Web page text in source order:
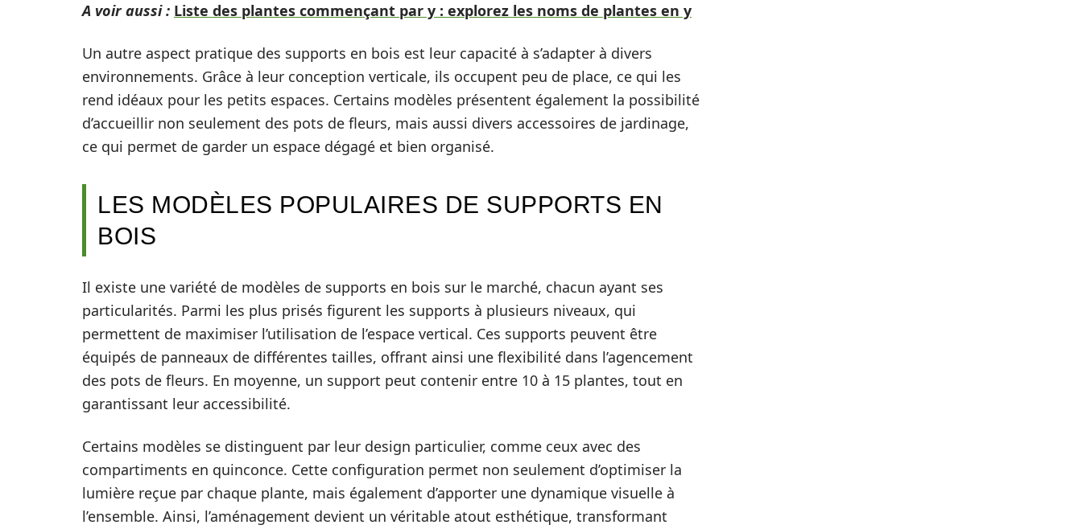
A voir aussi : Liste des plantes commençant par y : explorez les noms de plantes en y
Un autre aspect pratique des supports en bois est leur capacité à s’adapter à divers
environnements. Grâce à leur conception verticale, ils occupent peu de place, ce qui les
rend idéaux pour les petits espaces. Certains modèles présentent également la possibilité
d’accueillir non seulement des pots de fleurs, mais aussi divers accessoires de jardinage,
ce qui permet de garder un espace dégagé et bien organisé.
LES MODÈLES POPULAIRES DE SUPPORTS EN
BOIS
Il existe une variété de modèles de supports en bois sur le marché, chacun ayant ses
particularités. Parmi les plus prisés figurent les supports à plusieurs niveaux, qui
permettent de maximiser l’utilisation de l’espace vertical. Ces supports peuvent être
équipés de panneaux de différentes tailles, offrant ainsi une flexibilité dans l’agencement
des pots de fleurs. En moyenne, un support peut contenir entre 10 à 15 plantes, tout en
garantissant leur accessibilité.
Certains modèles se distinguent par leur design particulier, comme ceux avec des
compartiments en quinconce. Cette configuration permet non seulement d’optimiser la
lumière reçue par chaque plante, mais également d’apporter une dynamique visuelle à
l’ensemble. Ainsi, l’aménagement devient un véritable atout esthétique, transformant